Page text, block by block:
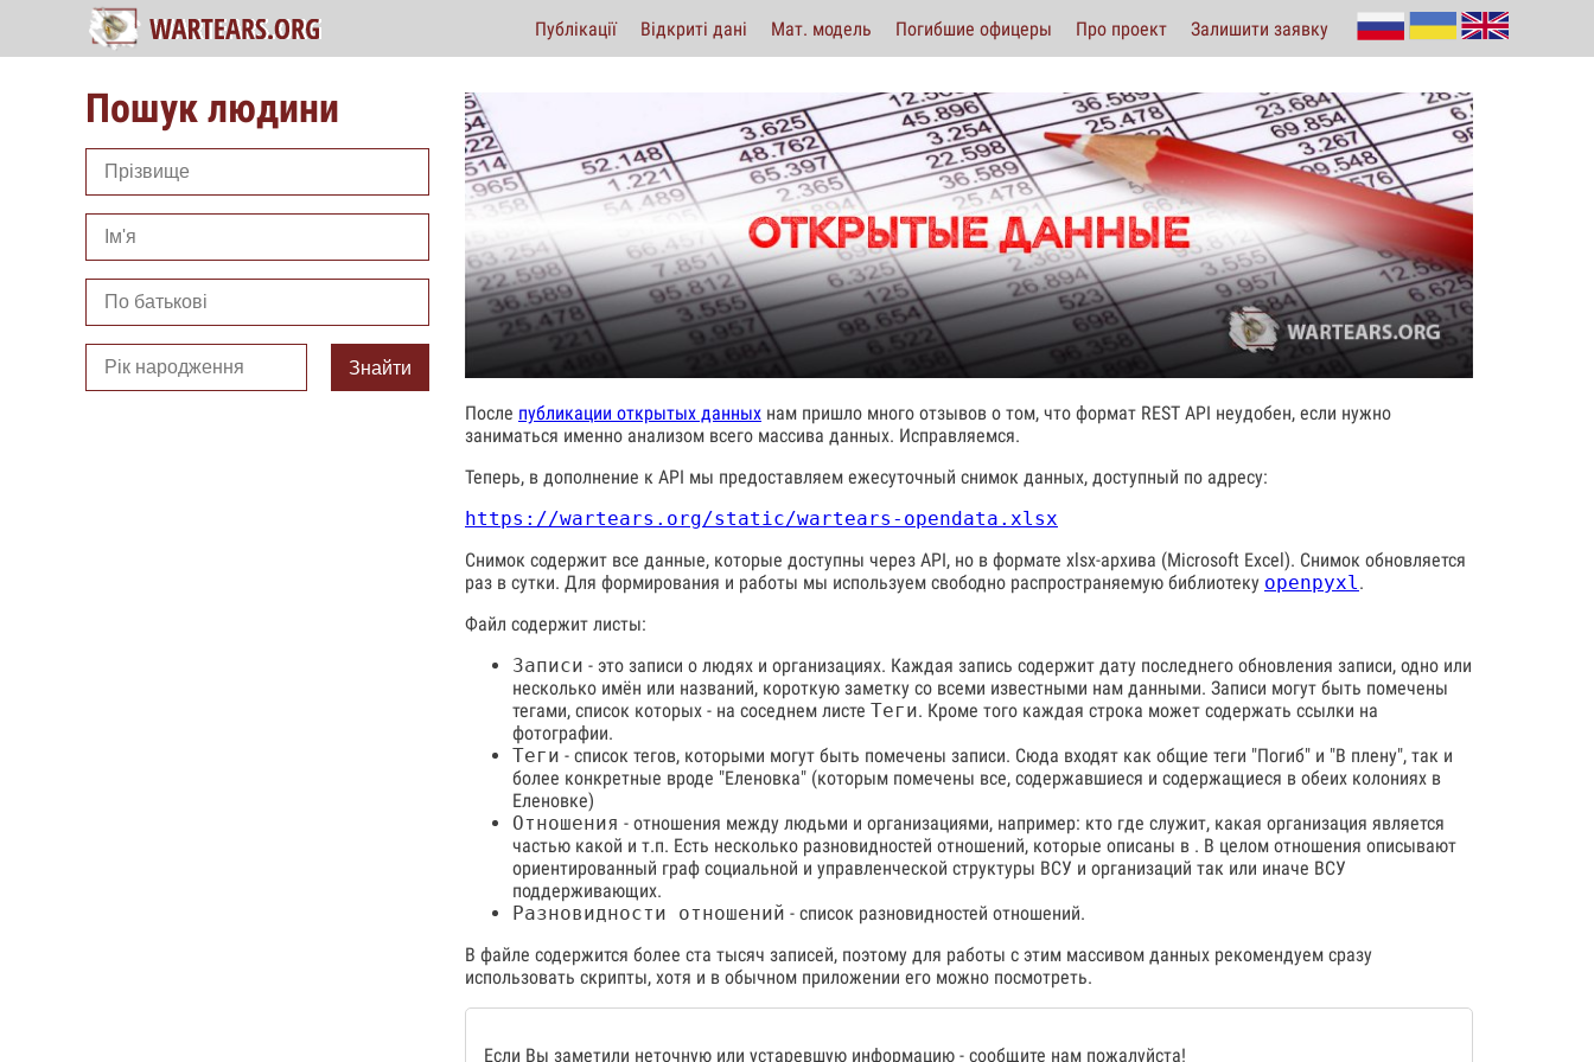
Публікації Відкриті дані Мат. модель Погибшие офицеры Про проект Залишити заявку
Пошук людини
Знайти
После публикации открытых данных нам пришло много отзывов о том, что формат REST API неудобен, если нужно
заниматься именно анализом всего массива данных. Исправляемся.
Теперь, в дополнение к API мы предоставляем ежесуточный снимок данных, доступный по адресу:
https://wartears.org/static/wartears-opendata.xlsx
Снимок содержит все данные, которые доступны через API, но в формате xlsx-архива (Microsoft Excel). Снимок обновляется
раз в сутки. Для формирования и работы мы используем свободно распространяемую библиотеку openpyxl.
Файл содержит листы:
Записи - это записи о людях и организациях. Каждая запись содержит дату последнего обновления записи, одно или
несколько имён или названий, короткую заметку со всеми известными нам данными. Записи могут быть помечены
тегами, список которых - на соседнем листе Теги. Кроме того каждая строка может содержать ссылки на
фотографии.
Теги - список тегов, которыми могут быть помечены записи. Сюда входят как общие теги "Погиб" и "В плену", так и
более конкретные вроде "Еленовка" (которым помечены все, содержавшиеся и содержащиеся в обеих колониях в
Еленовке)
Отношения - отношения между людьми и организациями, например: кто где служит, какая организация является
частью какой и т.п. Есть несколько разновидностей отношений, которые описаны в . В целом отношения описывают
ориентированный граф социальной и управленческой структуры ВСУ и организаций так или иначе ВСУ
поддерживающих.
Разновидности отношений - список разновидностей отношений.
В файле содержится более ста тысяч записей, поэтому для работы с этим массивом данных рекомендуем сразу
использовать скрипты, хотя и в обычном приложении его можно посмотреть.
Если Вы заметили неточную или устаревшую информацию - сообщите нам пожалуйста!